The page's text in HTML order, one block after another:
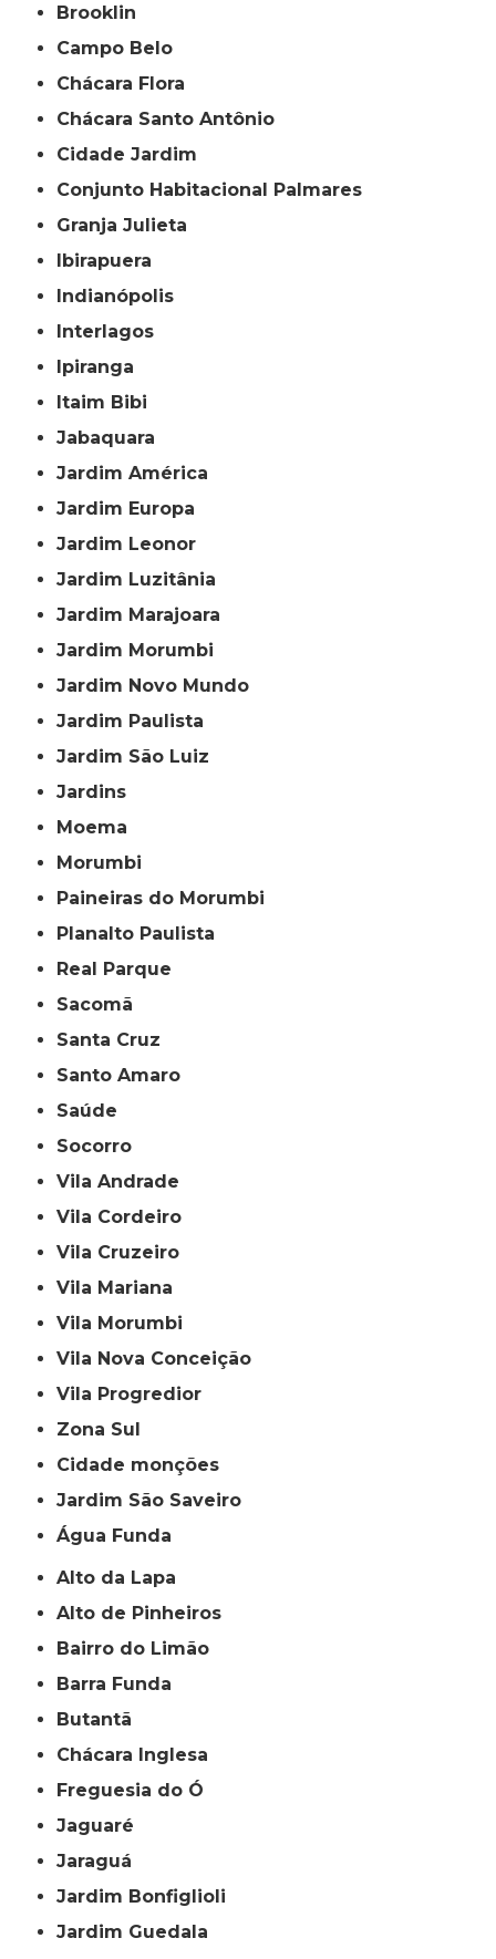
Brooklin
Campo Belo
Chácara Flora
Chácara Santo Antônio
Cidade Jardim
Conjunto Habitacional Palmares
Granja Julieta
Ibirapuera
Indianópolis
Interlagos
Ipiranga
Itaim Bibi
Jabaquara
Jardim América
Jardim Europa
Jardim Leonor
Jardim Luzitânia
Jardim Marajoara
Jardim Morumbi
Jardim Novo Mundo
Jardim Paulista
Jardim São Luiz
Jardins
Moema
Morumbi
Paineiras do Morumbi
Planalto Paulista
Real Parque
Sacomã
Santa Cruz
Santo Amaro
Saúde
Socorro
Vila Andrade
Vila Cordeiro
Vila Cruzeiro
Vila Mariana
Vila Morumbi
Vila Nova Conceição
Vila Progredior
Zona Sul
cidade monções
jardim São Saveiro
Água Funda
Alto da Lapa
Alto de Pinheiros
Bairro do Limão
Barra Funda
Butantã
Chácara Inglesa
Freguesia do Ó
Jaguaré
Jaraguá
Jardim Bonfiglioli
Jardim Guedala